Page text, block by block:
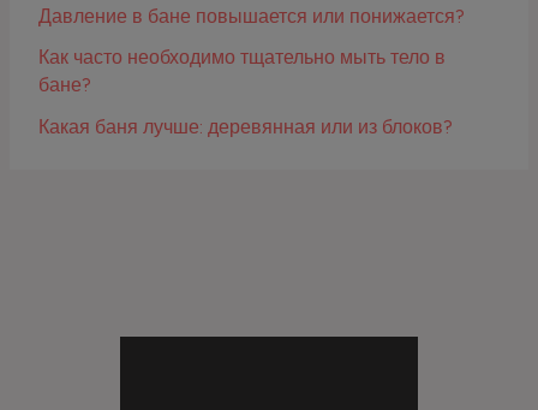
Давление в бане повышается или понижается?
Как часто необходимо тщательно мыть тело в
бане?
Какая баня лучше: деревянная или из блоков?